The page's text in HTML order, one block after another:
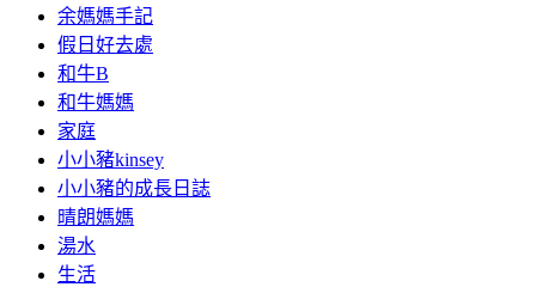
余媽媽手記
假日好去處
和牛B
和牛媽媽
家庭
小小豬kinsey
小小豬的成長日誌
晴朗媽媽
湯水
生活